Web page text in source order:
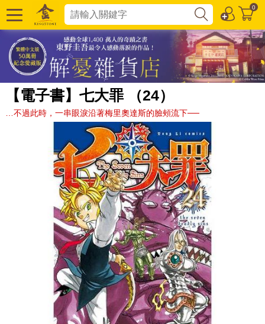
0
【電子書】七大罪 （24）
…不過此時，一串眼淚沿著梅里奧達斯的臉頰流下──